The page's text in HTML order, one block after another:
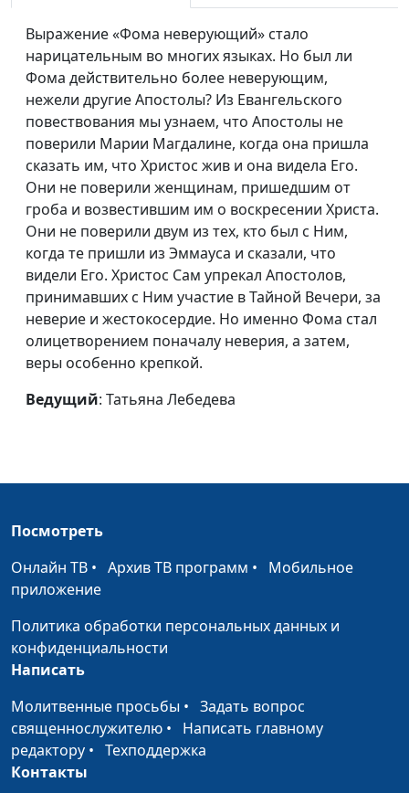
камне
Алексей Лысаков #109
Голгофа и
воскресение Михая
Мункачи
Алексей Лысаков
Если Бог за нас, кто
против нас?
Алексей Лысаков #107
Стефан Цвейг.
Трагедия гуманизма
Алексей Лысаков #106
Сергей Довлатов.
Тоска по норме
Алексей Лысаков
Зинаида
Серебрякова. Добро
в каждой картине
Алексей Лысаков
Жан Вейднер.
Алексей Лысаков
жизнью
Мертвый Христос во
гробе
Татьяна Лебедева,
Распятие
Татьяна Лебедева,
стражу
магистр богословия
Моление о чаше
Татьяна Лебедева,
Выражение «Фома неверующий» стало
нарицательным во многих языках. Но был ли
Фома действительно более неверующим,
нежели другие Апостолы? Из Евангельского
повествования мы узнаем, что Апостолы не
поверили Марии Магдалине, когда она пришла
сказать им, что Христос жив и она видела Его.
Они не поверили женщинам, пришедшим от
гроба и возвестившим им о воскресении Христа.
Они не поверили двум из тех, кто был с Ним,
когда те пришли из Эммауса и сказали, что
видели Его. Христос Сам упрекал Апостолов,
принимавших с Ним участие в Тайной Вечери, за
неверие и жестокосердие. Но именно Фома стал
олицетворением поначалу неверия, а затем,
веры особенно крепкой.
Ведущий: Татьяна Лебедева
Посмотреть
Онлайн ТВ • Архив ТВ программ • Мобильное
приложение
Политика обработки персональных данных и
конфиденциальности
Написать
Молитвенные просьбы • Задать вопрос
священнослужителю • Написать главному
редактору • Техподдержка
Контакты